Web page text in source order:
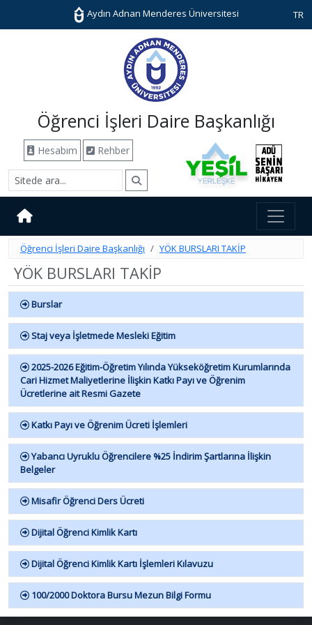
Aydın Adnan Menderes Üniversitesi TR
Öğrenci İşleri Daire Başkanlığı
Hesabım Rehber
Öğrenci İşleri Daire Başkanlığı YÖK BURSLARI TAKİP
YÖK BURSLARI TAKİP
Burslar
Staj veya İşletmede Mesleki Eğitim
2025-2026 Eğitim-Öğretim Yılında Yükseköğretim Kurumlarında
Cari Hizmet Maliyetlerine İlişkin Katkı Payı ve Öğrenim
Ücretlerine ait Resmi Gazete
Katkı Payı ve Öğrenim Ücreti İşlemleri
Yabancı Uyruklu Öğrencilere %25 İndirim Şartlarına İlişkin
Belgeler
Misafir Öğrenci Ders Ücreti
Dijital Öğrenci Kimlik Kartı
Dijital Öğrenci Kimlik Kartı İşlemleri Kılavuzu
100/2000 Doktora Bursu Mezun Bilgi Formu